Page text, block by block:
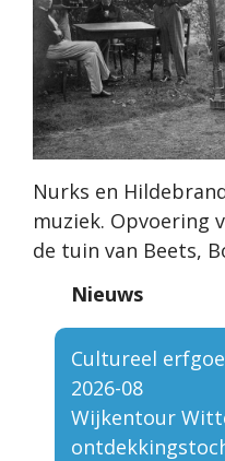
Nurks en
muziek. Opvoering
de tuin van Beets,
Nieuws
Cultureel
2026-08
Wijkentour